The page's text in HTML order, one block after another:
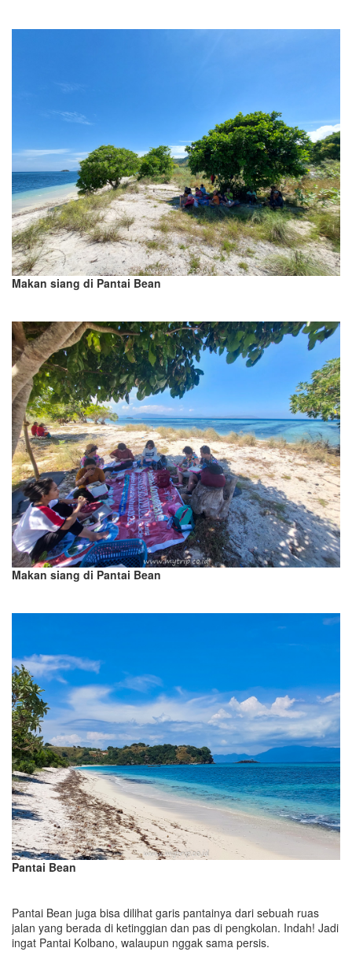
Makan siang di Pantai Bean
Makan siang di Pantai Bean
Pantai Bean
Pantai Bean juga bisa dilihat garis pantainya dari sebuah ruas
jalan yang berada di ketinggian dan pas di pengkolan. Indah! Jadi
ingat Pantai Kolbano, walaupun nggak sama persis.